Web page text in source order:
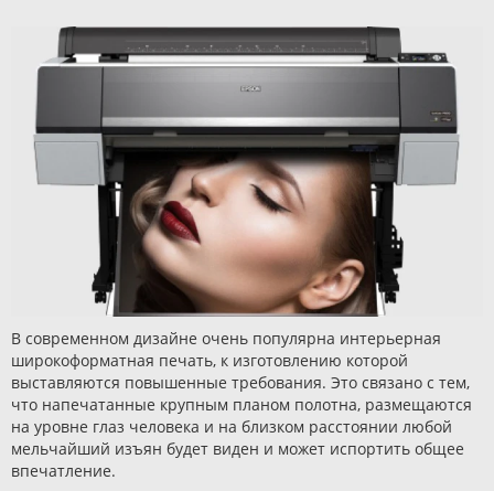
В современном дизайне очень популярна интерьерная
широкоформатная печать, к изготовлению которой
выставляются повышенные требования. Это связано с тем,
что напечатанные крупным планом полотна, размещаются
на уровне глаз человека и на близком расстоянии любой
мельчайший изъян будет виден и может испортить общее
впечатление.